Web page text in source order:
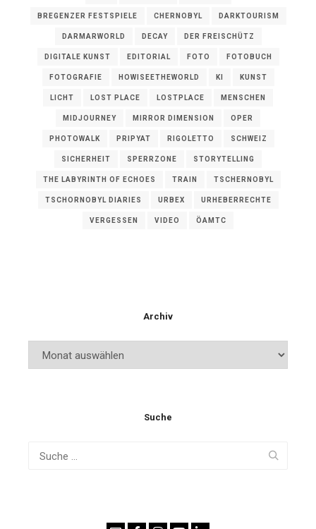
BREGENZER FESTSPIELE CHERNOBYL DARKTOURISM
DARMARWORLD DECAY DER FREISCHÜTZ
DIGITALE KUNST EDITORIAL FOTO FOTOBUCH
FOTOGRAFIE HOWISEETHEWORLD KI KUNST
LICHT LOST PLACE LOSTPLACE MENSCHEN
MIDJOURNEY MIRROR DIMENSION OPER
PHOTOWALK PRIPYAT RIGOLETTO SCHWEIZ
SICHERHEIT SPERRZONE STORYTELLING
THE LABYRINTH OF ECHOES TRAIN TSCHERNOBYL
TSCHORNOBYL DIARIES URBEX URHEBERRECHTE
VERGESSEN VIDEO ÖAMTC
Archiv
Archiv
Suche